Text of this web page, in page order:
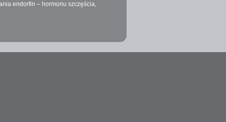
endorfin – hormonu szczęścia,